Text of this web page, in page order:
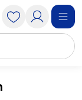
din lemn